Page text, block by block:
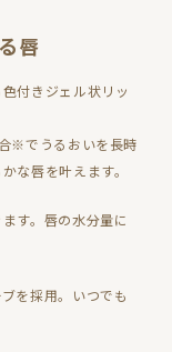
唇
付きジェル状リッ
※でうるおいを長時
な唇を叶えます。
す。唇の水分量に
を採用。いつでも